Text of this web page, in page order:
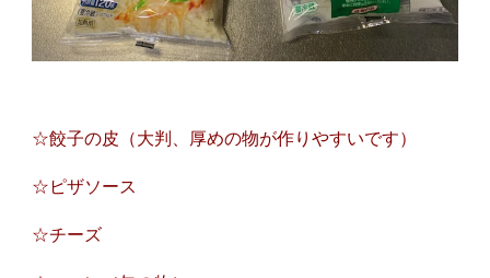
☆餃子の皮（大判、厚めの物が作りやすいです）
☆ピザソース
☆チーズ